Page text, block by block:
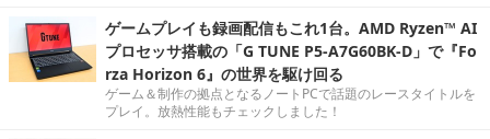
ゲームプレイも録画配信もこれ1台。AMD Ryzen™ AI
プロセッサ搭載の「G TUNE P5-A7G60BK-D」で『Fo
rza Horizon 6』の世界を駆け回る
ゲーム＆制作の拠点となるノートPCで話題のレースタイトルを
プレイ。放熱性能もチェックしました！